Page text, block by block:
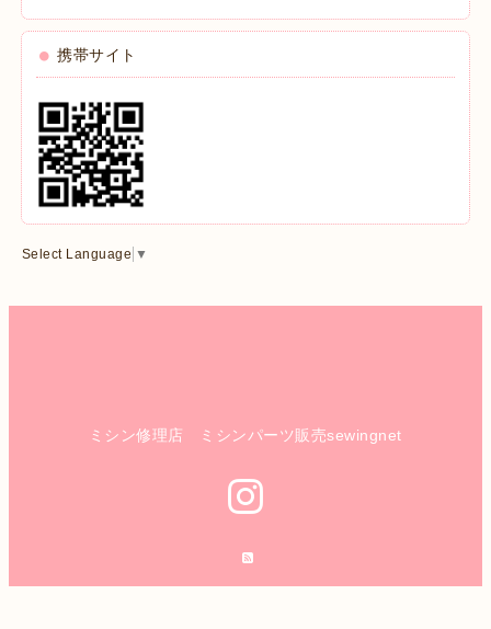
携帯サイト
Select Language ▼
ミシン修理店 ミシンパーツ販売sewingnet